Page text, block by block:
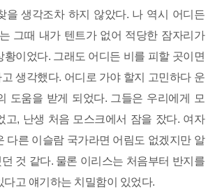
을 생각조차 하지 않았다. 나 역시 어디든
그때 내가 텐트가 없어 적당한 잠자리가
황이었다. 그래도 어디든 비를 피할 곳이면
생각했다. 어디로 가야 할지 고민하다 운
도움을 받게 되었다. 그들은 우리에게 모
고, 난생 처음 모스크에서 잠을 잤다. 여자
다른 이슬람 국가라면 어림도 없겠지만 알
것 같다. 물론 이리스는 처음부터 반지를
다고 얘기하는 치밀함이 있었다.